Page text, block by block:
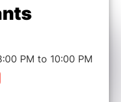
PM to 10:00 PM